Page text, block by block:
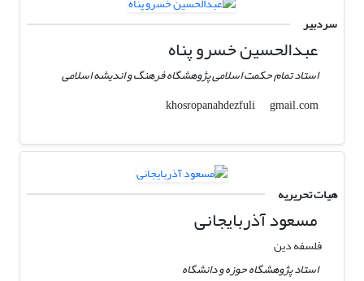
سردبیر
عبدالحسین خسرو پناه
استاد تمام حکمت اسلامی پژوهشگاه فرهنگ و اندیشه اسلامی
khosropanahdezfuli
gmail.com
هیات تحریریه
مسعود آذربایجانی
فلسفه دین
استاد پژوهشگاه حوزه و دانشگاه